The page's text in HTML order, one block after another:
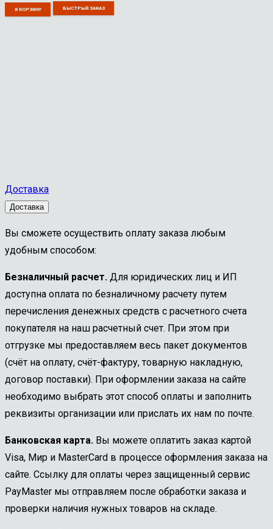
В КОРЗИНУ БЫСТРЫЙ ЗАКАЗ
Доставка
Доставка
Вы сможете осуществить оплату заказа любым
удобным способом:
Безналичный расчет. Для юридических лиц и ИП
доступна оплата по безналичному расчету путем
перечисления денежных средств с расчетного счета
покупателя на наш расчетный счет. При этом при
отгрузке мы предоставляем весь пакет документов
(счёт на оплату, счёт-фактуру, товарную накладную,
договор поставки). При оформлении заказа на сайте
необходимо выбрать этот способ оплаты и заполнить
реквизиты организации или прислать их нам по почте.
Банковская карта. Вы можете оплатить заказ картой
Visa, Мир и MasterCard в процессе оформления заказа на
сайте. Ссылку для оплаты через защищенный сервис
PayMaster мы отправляем после обработки заказа и
проверки наличия нужных товаров на складе.